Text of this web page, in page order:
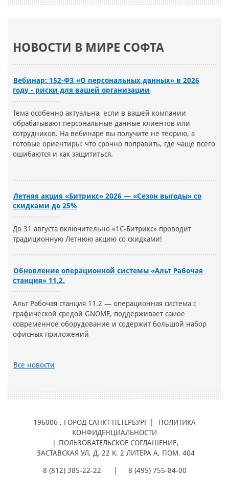
НОВОСТИ В МИРЕ СОФТА
Вебинар: 152-ФЗ «О персональных данных» в 2026
году - риски для вашей организации
Тема особенно актуальна, если в вашей компании
обрабатывают персональные данные клиентов или
сотрудников. На вебинаре вы получите не теорию, а
готовые ориентиры: что срочно поправить, где чаще всего
ошибаются и как защититься.
Летняя акция «Битрикс» 2026 — «Сезон выгоды» со
скидками до 25%
До 31 августа включительно «1С-Битрикс» проводит
традиционную Летнюю акцию со скидками!
Обновление операционной системы «Альт Рабочая
станция» 11.2.
Альт Рабочая станция 11.2 — операционная система с
графической средой GNOME, поддерживает самое
современное оборудование и содержит большой набор
офисных приложений
Все новости
196006 , ГОРОД САНКТ-ПЕТЕРБУРГ |
ПОЛИТИКА
КОНФИДЕНЦИАЛЬНОСТИ
ПОЛЬЗОВАТЕЛЬСКОЕ СОГЛАШЕНИЕ,
ЗАСТАВСКАЯ УЛ, Д. 22 К. 2 ЛИТЕРА А, ПОМ. 404
8 (812) 385-22-22 8 (495) 755-84-00